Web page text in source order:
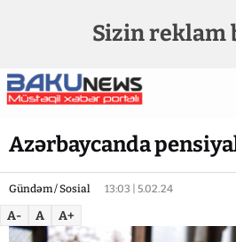
Sizin reklam
Azərbaycanda
Gündəm / Sosial 13:03 | 5.02.24
A- A A+